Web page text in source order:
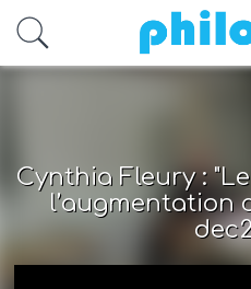
Accéder au
Cynthia Fleury :
l’augmentation